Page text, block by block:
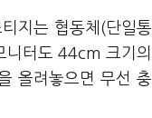
지는 협동체(단일통
니터도 44cm 크기의
올려놓으면 무선 충